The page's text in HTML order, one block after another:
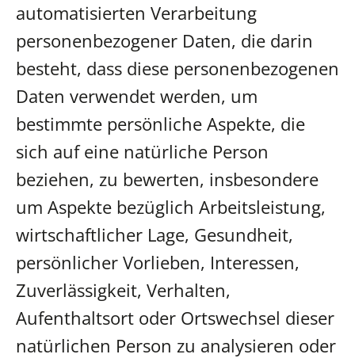
automatisierten Verarbeitung
personenbezogener Daten, die darin
besteht, dass diese personenbezogenen
Daten verwendet werden, um
bestimmte persönliche Aspekte, die
sich auf eine natürliche Person
beziehen, zu bewerten, insbesondere
um Aspekte bezüglich Arbeitsleistung,
wirtschaftlicher Lage, Gesundheit,
persönlicher Vorlieben, Interessen,
Zuverlässigkeit, Verhalten,
Aufenthaltsort oder Ortswechsel dieser
natürlichen Person zu analysieren oder